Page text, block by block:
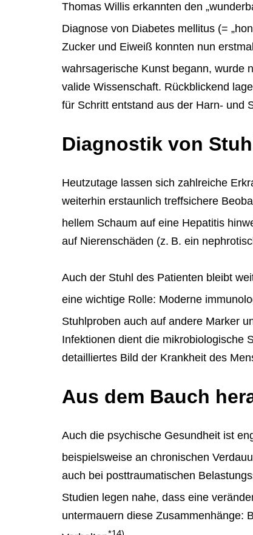
Thomas Willis erkannten den
Diagnose von Diabetes mellitus (=
Zucker und Eiweiß konnten nun
wahrsagerische Kunst begann, wurde
valide Wissenschaft. Rückblickend
für Schritt entstand aus der Harn- und
Diagnostik von
Heutzutage lassen sich zahlreiche
weiterhin erstaunlich treffsichere
hellem Schaum auf eine Hepatitis
auf Nierenschäden (z. B. ein
Auch der Stuhl des Patienten bleibt
eine wichtige Rolle: Moderne
Stuhlproben auch auf andere Marker
Infektionen dient die mikrobiologische
detailliertes Bild der Krankheit des
Aus dem Bauch
Auch die psychische Gesundheit ist
beispielsweise an chronischen
auch bei posttraumatischen
Studien legen nahe, dass eine
untermauern diese Zusammenhänge: